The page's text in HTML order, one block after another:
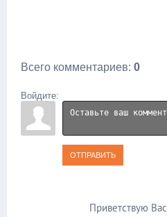
Всего комментариев: 0
Войдите:
ОТПРАВИТЬ
Приветствую Вас